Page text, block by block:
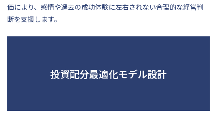
価により、感情や過去の成功体験に左右されない合理的な経営判
断を支援します。
投資配分最適化モデル設計